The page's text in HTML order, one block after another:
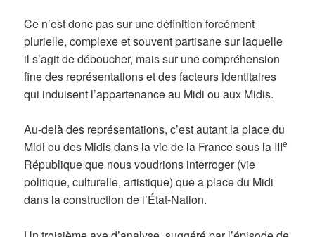
Ce n’est donc pas sur une définition forcément
plurielle, complexe et souvent partisane sur laquelle
il s’agit de déboucher, mais sur une compréhension
fine des représentations et des facteurs identitaires
qui induisent l’appartenance au Midi ou aux Midis.
Au-delà des représentations, c’est autant la place du
Midi ou des Midis dans la vie de la France sous la IIIe
République que nous voudrions interroger (vie
politique, culturelle, artistique) que a place du Midi
dans la construction de l’État-Nation.